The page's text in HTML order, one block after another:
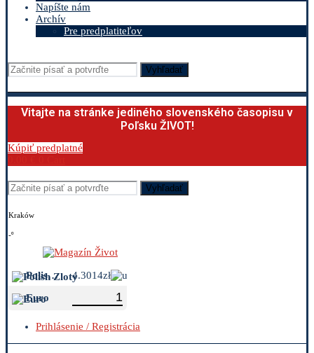
Napíšte nám
Archív
Pre predplatiteľov
Vyhľadať
Vitajte na stránke jediného slovenského časopisu v
Poľsku ŽIVOT!
Kúpiť predplatné
Vyhľadať
Kraków
-º
Polish Zloty
4.3014zł
Euro
Prihlásenie / Registrácia